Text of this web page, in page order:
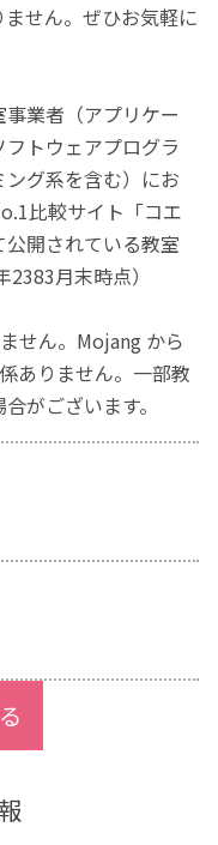
せん。ぜひお気軽に
業者（アプリケー
トウェアプログラ
グ系を含む）にお
比較サイト「コエ
開されている教室
月末時点）
せん。Mojang から
ありません。一部教
がございます。